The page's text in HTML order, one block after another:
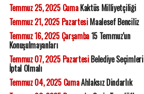
Temmuz 25, 2025 CumaKaktüs Milliyetçiliği
Temmuz 21, 2025 PazartesiMaalesef Benciliz
Temmuz 16, 2025 Çarşamba15 Temmuz'un
Konuşulmayanları
Temmuz 07, 2025 PazartesiBelediye Seçimleri
İptal Olmalı
Temmuz 04, 2025 CumaAhlaksız Dindarlık